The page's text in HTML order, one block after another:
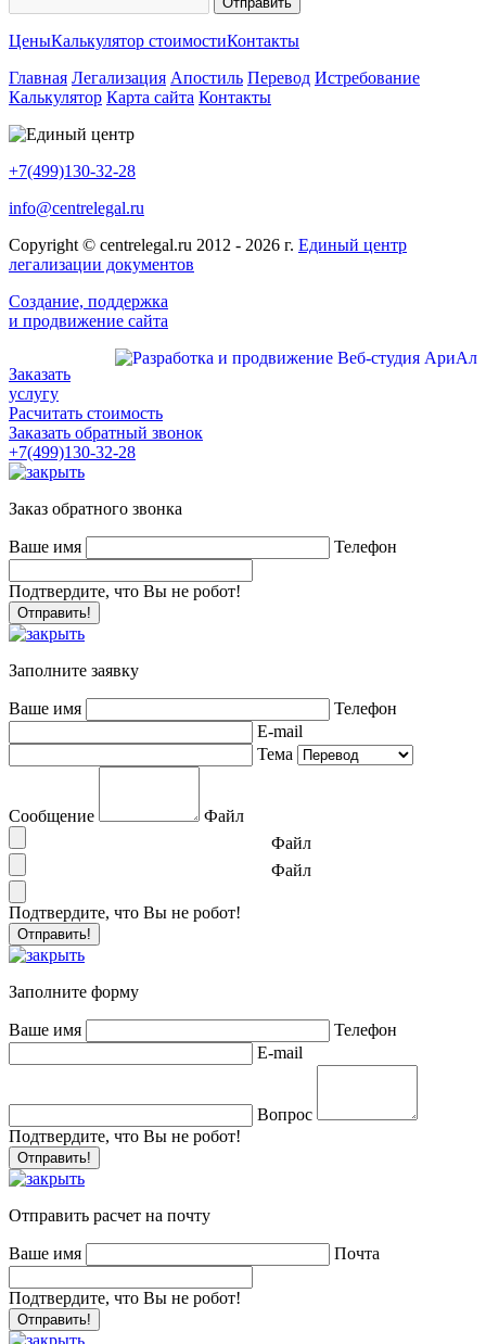
ЦеныКалькулятор стоимостиКонтакты
Главная Легализация Апостиль Перевод Истребование
Калькулятор Карта сайта Контакты
+7(499)130-32-28
info@centrelegal.ru
Copyright © centrelegal.ru 2012 - 2026 г. Единый центр
легализации документов
Создание, поддержка
и продвижение сайта
Заказать
услугу
Расчитать стоимость
Заказать обратный звонок
+7(499)130-32-28
Заказ обратного звонка
Ваше имя Телефон
Подтвердите, что Вы не робот!
Заполните заявку
Ваше имя
Телефон
E-mail
Тема
Сообщение
Файл
Файл
Файл
Подтвердите, что Вы не робот!
Заполните форму
Ваше имя
Телефон
E-mail
Вопрос
Подтвердите, что Вы не робот!
Отправить расчет на почту
Ваше имя Почта
Подтвердите, что Вы не робот!